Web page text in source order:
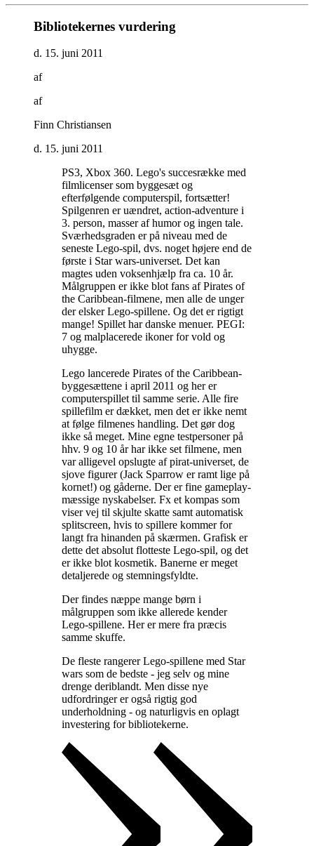
Bibliotekernes vurdering
d. 15. juni 2011
af
af
Finn Christiansen
d. 15. juni 2011
PS3, Xbox 360. Lego's succesrække med
filmlicenser som byggesæt og
efterfølgende computerspil, fortsætter!
Spilgenren er uændret, action-adventure i
3. person, masser af humor og ingen tale.
Sværhedsgraden er på niveau med de
seneste Lego-spil, dvs. noget højere end de
første i Star wars-universet. Det kan
magtes uden voksenhjælp fra ca. 10 år.
Målgruppen er ikke blot fans af Pirates of
the Caribbean-filmene, men alle de unger
der elsker Lego-spillene. Og det er rigtigt
mange! Spillet har danske menuer. PEGI:
7 og malplacerede ikoner for vold og
uhygge.
Lego lancerede Pirates of the Caribbean-
byggesættene i april 2011 og her er
computerspillet til samme serie. Alle fire
spillefilm er dækket, men det er ikke nemt
at følge filmenes handling. Det gør dog
ikke så meget. Mine egne testpersoner på
hhv. 9 og 10 år har ikke set filmene, men
var alligevel opslugte af pirat-universet, de
sjove figurer (Jack Sparrow er ramt lige på
kornet!) og gåderne. Der er fine gameplay-
mæssige nyskabelser. Fx et kompas som
viser vej til skjulte skatte samt automatisk
splitscreen, hvis to spillere kommer for
langt fra hinanden på skærmen. Grafisk er
dette det absolut flotteste Lego-spil, og det
er ikke blot kosmetik. Banerne er meget
detaljerede og stemningsfyldte.
Der findes næppe mange børn i
målgruppen som ikke allerede kender
Lego-spillene. Her er mere fra præcis
samme skuffe.
De fleste rangerer Lego-spillene med Star
wars som de bedste - jeg selv og mine
drenge deriblandt. Men disse nye
udfordringer er også rigtig god
underholdning - og naturligvis en oplagt
investering for bibliotekerne.